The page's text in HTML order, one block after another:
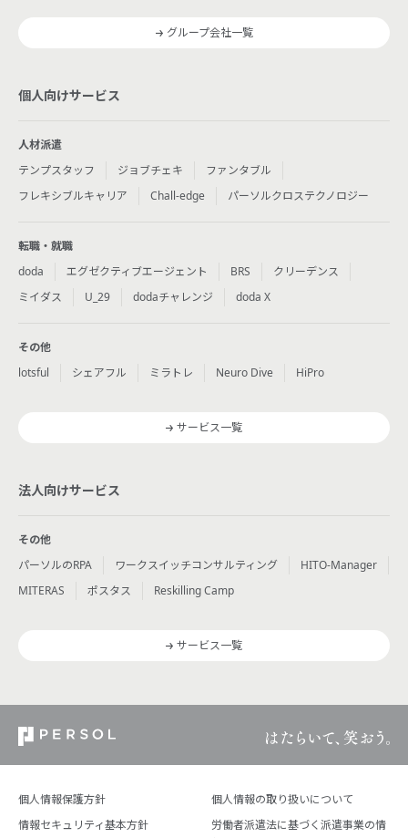
グループ会社一覧
個人向けサービス
人材派遣
テンプスタッフ
ジョブチェキ
ファンタブル
フレキシブルキャリア
Chall-edge パーソルクロステクノロジー
転職・就職
doda
エグゼクティブエージェント BRS
クリーデンス
ミイダス
U_29 dodaチャレンジ doda X
その他
lotsful
シェアフル ミラトレ Neuro Dive HiPro
サービス一覧
法人向けサービス
その他
パーソルのRPA
ワークスイッチコンサルティング
HITO-Manager
MITERAS
ポスタス Reskilling Camp
サービス一覧
個人情報保護方針
個人情報の取り扱いについて
情報セキュリティ基本方針
労働者派遣法に基づく派遣事業の情